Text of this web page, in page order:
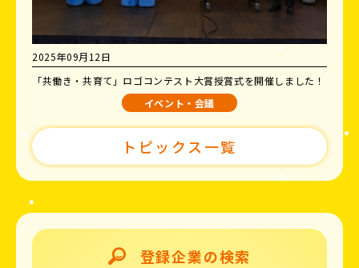
2025年09月12日
「共働き・共育て」ロゴコンテスト大賞授賞式を開催しました！
イベント・会議
トピックス一覧
登録企業の検索